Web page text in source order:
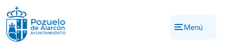
Pasar al contenido principal
Menú